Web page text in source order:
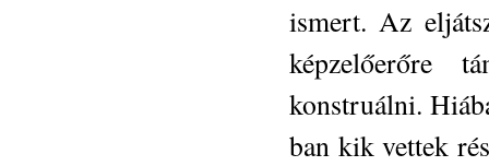
ismert. Az
képzelőerőre
konstruálni.
ban kik vettek